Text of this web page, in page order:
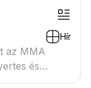
Hír
az MMA
és
a